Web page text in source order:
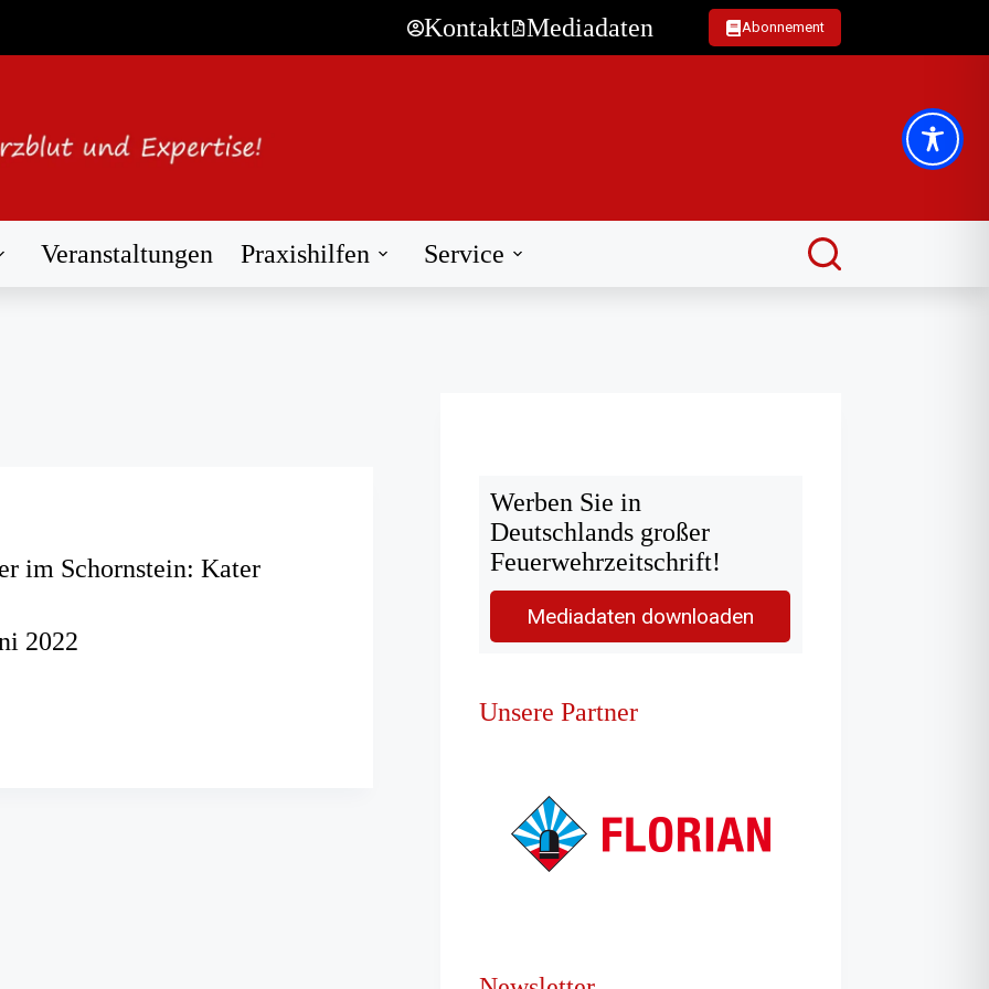
Kontakt Mediadaten Abonnement
Veranstaltungen Praxishilfen Service
im Schornstein: Kater
2022
Werben Sie in
Deutschlands großer
Feuerwehrzeitschrift!
Mediadaten downloaden
Unsere Partner